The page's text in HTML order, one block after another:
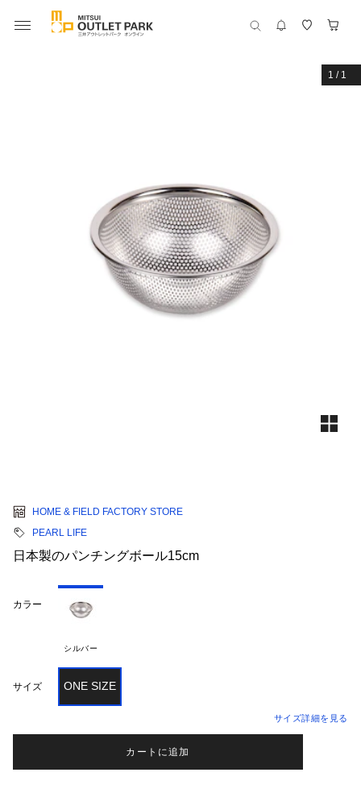
1 / 1
HOME & FIELD FACTORY STORE
PEARL LIFE
日本製のパンチングボール15cm
カラー
シルバー
サイズ ONE SIZE
サイズ詳細を見る
カートに追加